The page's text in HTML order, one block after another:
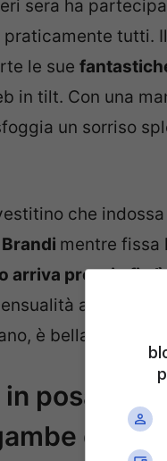
sera ha
praticamente tutti. Il
le sue
in tilt. Con una
un sorriso
che
mentre fissa
arriva proprio fin lì
anche
è bella da
posa fa
da